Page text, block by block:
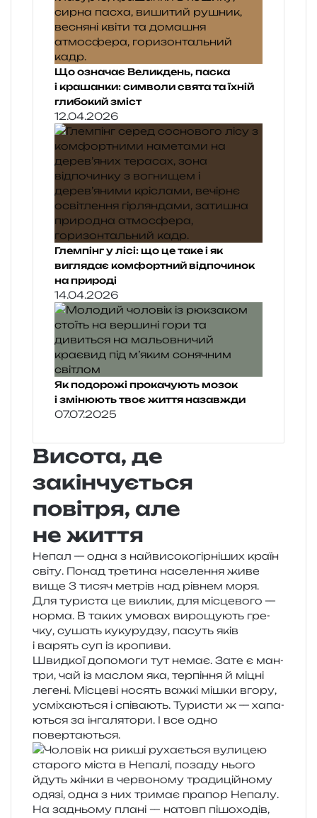
Що означає Великдень, паска
і крашанки: символи свята та їхній
глибокий зміст
12.04.2026
Глемпінг у лісі: що це таке і як
виглядає комфортний відпочинок
на природі
14.04.2026
Як подорожі прокачують мозок
і змінюють твоє життя назавжди
07.07.2025
Висота, де
закінчується
повітря, але
не життя
Непал — одна з най­ви­со­ко­гір­ні­ших країн
світу. Понад тре­ти­на насе­ле­н­ня живе
вище 3 тисяч метрів над рів­нем моря.
Для тури­ста це виклик, для місце­во­го —
норма. В таких умо­вах виро­щу­ють гре­
чку, сушать куку­ру­дзу, пасуть яків
і варять суп із кропиви.
Швидкої допо­мо­ги тут немає. Зате є ман­
три, чай із маслом яка, тер­пі­н­ня й міцні
леге­ні. Місцеві носять важкі мішки вгору,
усмі­ха­ю­ться і спів­а­ють. Туристи ж — хапа­
ю­ться за інга­ля­то­ри. І все одно
повертаються.